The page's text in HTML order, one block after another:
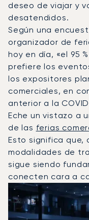
deseo de viajar y
desatendidos.
Según una
organizador de
hoy en día, «el 95
prefiere los
los expositores
comerciales, en
anterior a la
Eche un vistazo a
de las ferias
Esto significa que,
modalidades de
sigue siendo
conecten cara a